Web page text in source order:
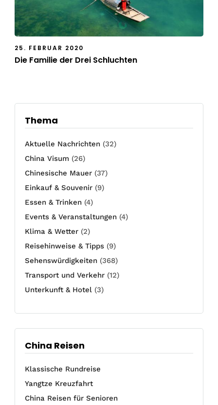
25. FEBRUAR 2020
Die Familie der Drei Schluchten
Thema
Aktuelle Nachrichten (32)
China Visum (26)
Chinesische Mauer (37)
Einkauf & Souvenir (9)
Essen & Trinken (4)
Events & Veranstaltungen (4)
Klima & Wetter (2)
Reisehinweise & Tipps (9)
Sehenswürdigkeiten (368)
Transport und Verkehr (12)
Unterkunft & Hotel (3)
China Reisen
Klassische Rundreise
Yangtze Kreuzfahrt
China Reisen für Senioren